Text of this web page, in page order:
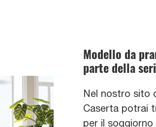
Modello da
parte della
Nel nostro sito
Caserta potrai
per il